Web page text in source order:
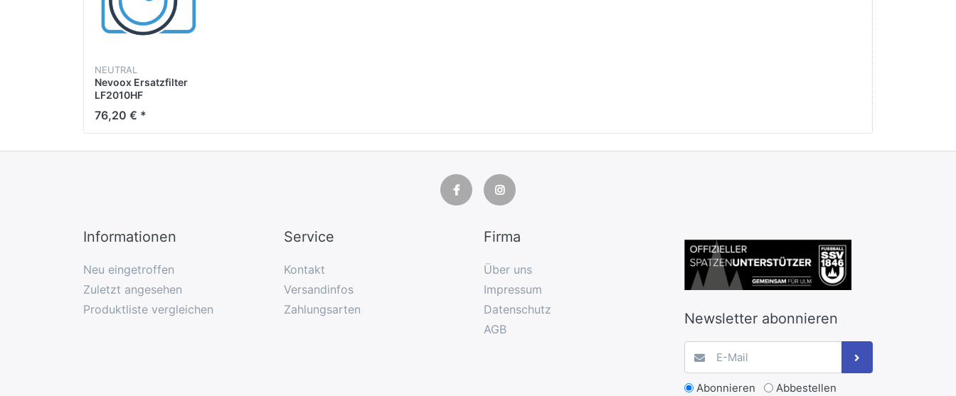
NEUTRAL
Nevoox Ersatzfilter
LF2010HF
76,20 € *
Informationen
Neu eingetroffen
Zuletzt angesehen
Produktliste vergleichen
Service
Kontakt
Versandinfos
Zahlungsarten
Firma
Über uns
Impressum
Datenschutz
AGB
Newsletter abonnieren
Abonnieren Abbestellen